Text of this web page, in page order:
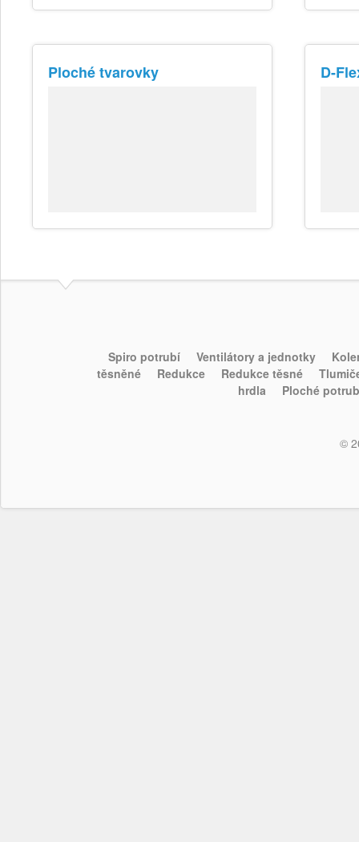
Ploché tvarovky D-
Spiro potrubí Ventilátory a jednotky
těsněné
Redukce Redukce těsné
hrdla
Ploché
©